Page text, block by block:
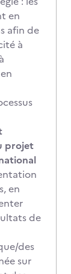
en
afin de
à
projet
en
de
des
sur